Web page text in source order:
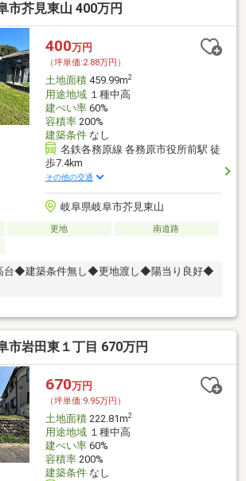
市芥見東山 400万円
400万円
（坪単価:2.88万円）
土地面積459.99m2
用途地域１種中高
建ぺい率60%
容積率200%
建築条件なし
名鉄各務原線 各務原市役所前駅 徒
歩7.4km
その他の交通
岐阜県岐阜市芥見東山
更地
南道路
◆建築条件無し◆更地渡し◆陽当り良好◆
市岩田東１丁目 670万円
670万円
（坪単価:9.95万円）
土地面積222.81m2
用途地域１種中高
建ぺい率60%
容積率200%
建築条件なし